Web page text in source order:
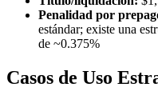
Penalidad por
estándar; existe una
de ~0.375%
Casos de Uso